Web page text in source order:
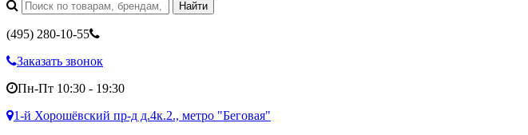
(495) 280-10-55
Заказать звонок
Пн-Пт 10:30 - 19:30
1-й Хорошёвский пр-д д.4к.2., метро "Беговая"